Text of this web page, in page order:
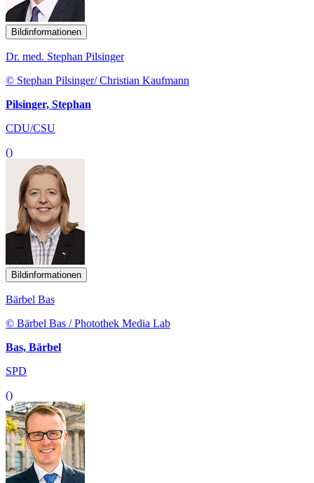
Bildinformationen
Dr. med. Stephan Pilsinger
© Stephan Pilsinger/ Christian Kaufmann
Pilsinger, Stephan
CDU/CSU
()
Bildinformationen
Bärbel Bas
© Bärbel Bas / Photothek Media Lab
Bas, Bärbel
SPD
()